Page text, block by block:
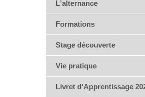
L'alternance
Formations
Stage découverte
Vie pratique
Livret d'Apprentissage